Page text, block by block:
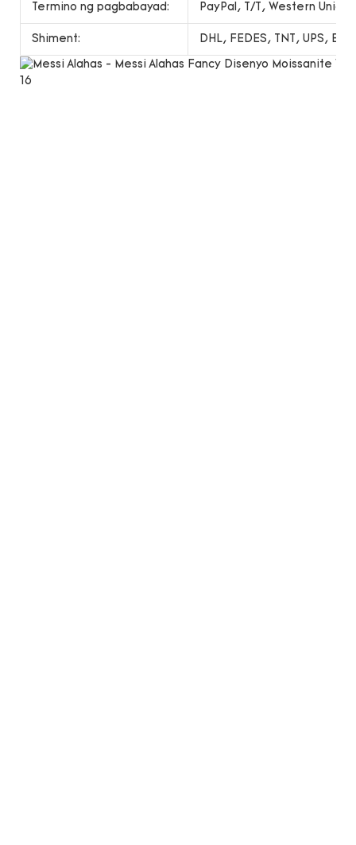
Termino ng pagbabayad: PayPal, T/T, Western
Shiment: DHL, FEDES, TNT, UPS, EMS